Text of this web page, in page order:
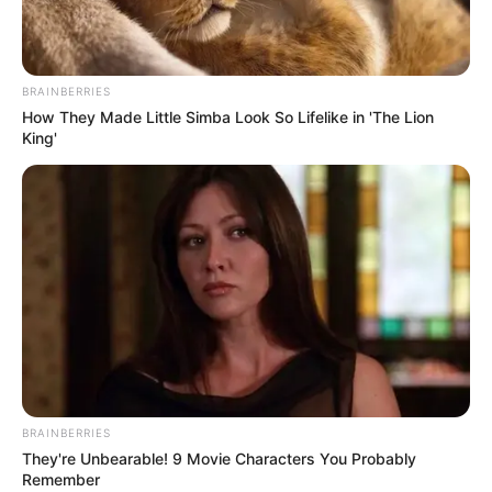
International 475
health 463
Ajab Gajab 359
Politics
Bollywood
189
117
Delhi
61
60
Uncategorized
Gandhinagar
Auto
BRAINBERRIES
How They Made Little Simba Look So Lifelike in 'The Lion
King'
BRAINBERRIES
They're Unbearable! 9 Movie Characters You Probably
Remember